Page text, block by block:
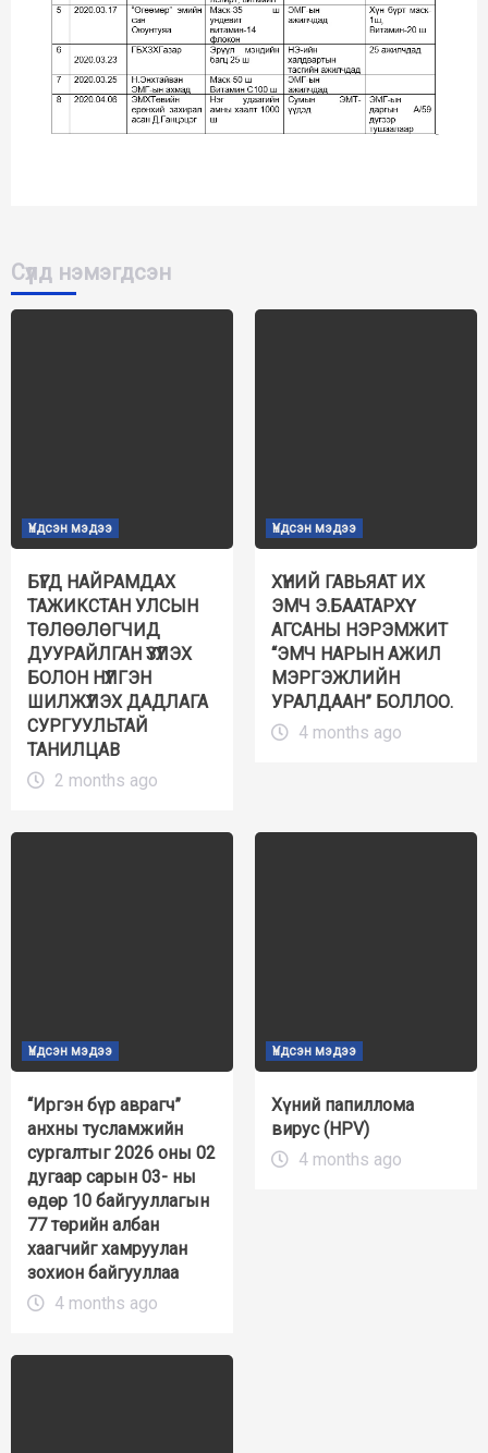
Сүүлд нэмэгдсэн
Үндсэн мэдээ
БҮГД НАЙРАМДАХ
ТАЖИКСТАН УЛСЫН
ТӨЛӨӨЛӨГЧИД
ДУУРАЙЛГАН ҮЗҮҮЛЭХ
БОЛОН НҮҮЛГЭН
ШИЛЖҮҮЛЭХ ДАДЛАГА
СУРГУУЛЬТАЙ
ТАНИЛЦАВ
2 months ago
Үндсэн мэдээ
ХҮНИЙ ГАВЬЯАТ ИХ
ЭМЧ Э.БААТАРХҮҮ
АГСАНЫ НЭРЭМЖИТ
“ЭМЧ НАРЫН АЖИЛ
МЭРГЭЖЛИЙН
УРАЛДААН” БОЛЛОО.
4 months ago
Үндсэн мэдээ
“Иргэн бүр аврагч”
анхны тусламжийн
сургалтыг 2026 оны 02
дугаар сарын 03- ны
өдөр 10 байгууллагын
77 төрийн албан
хаагчийг хамруулан
зохион байгууллаа
4 months ago
Үндсэн мэдээ
Хүний папиллома
вирус (HPV)
4 months ago